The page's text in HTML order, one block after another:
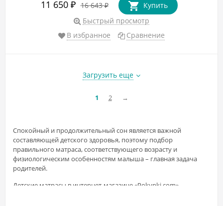
11 650 ₽ 16 643₽
Купить
Быстрый просмотр
В избранное
Сравнение
Загрузить еще
1 2 →
Спокойный и продолжительный сон является важной
составляющей детского здоровья, поэтому подбор
правильного матраса, соответствующего возрасту и
физиологическим особенностям малыша – главная задача
родителей.
Детские матрасы в интернет-магазине «Pokypki.com» -